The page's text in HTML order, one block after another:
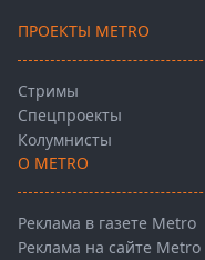
ПРОЕКТЫ METRO
Стримы
Спецпроекты
Колумнисты
О METRO
Реклама в газете Metro
Реклама на сайте Metro